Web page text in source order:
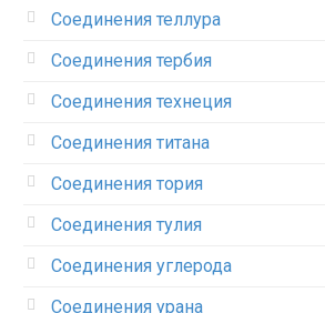
Соединения теллура‎
Соединения тербия‎
Соединения технеция‎
Соединения титана
Соединения тория‎
Соединения тулия‎
Соединения углерода‎
Соединения урана‎